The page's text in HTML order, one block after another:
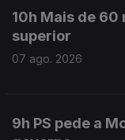
10h Mais de
superior
07 ago. 2026
9h PS pede a